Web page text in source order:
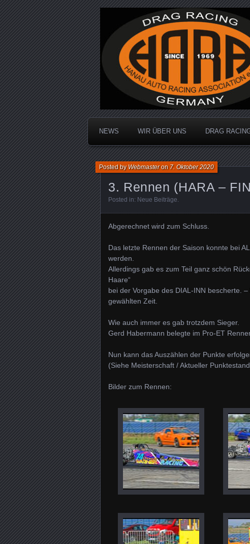
Hanau Auto
Dragracing auf der 1/4 Meile
NEWS WIR ÜBER UNS DRAG
3. Rennen (HARA –
Posted byWebmasteron 7. Oktober 2020
Posted in: Neue Beiträge.
Abgerechnet wird zum Schluss.
Das letzte Rennen der Saison konnte bei
werden.
Allerdings gab es zum Teil ganz schön
Haare“
bei der Vorgabe des DIAL-INN bescherte.
gewählten Zeit.
Wie auch immer es gab trotzdem Sieger.
Gerd Habermann belegte im Pro-ET
Nun kann das Auszählen der Punkte
(Siehe Meisterschaft / Aktueller
Bilder zum Rennen: